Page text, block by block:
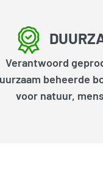
Verantwoord
beheerde
voor natuur,